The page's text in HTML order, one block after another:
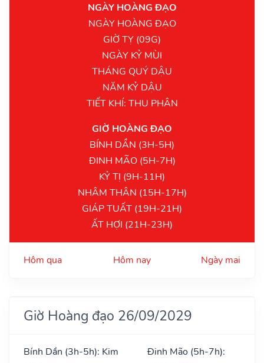
NGÀY HOÀNG ĐẠO
NGÀY HOÀNG ĐẠO
GIỜ TỴ (09G)
NGÀY KỶ MÙI
THÁNG QUÝ DẬU
NĂM KỶ DẬU
TIẾT KHÍ: THU PHÂN
GIỜ HOÀNG ĐẠO
BÍNH DẦN (3H-5H)
ĐINH MÃO (5H-7H)
KỶ TỊ (9H-11H)
NHÂM THÂN (15H-17H)
GIÁP TUẤT (19H-21H)
ẤT HỢI (21H-23H)
Hôm qua Hôm nay Ngày mai
Giờ Hoàng đạo 26/09/2029
Bính Dần (3h-5h): Kim
Đinh Mão (5h-7h):